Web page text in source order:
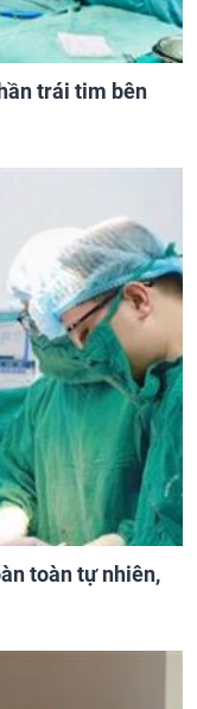
trái tim bên
toàn tự nhiên,